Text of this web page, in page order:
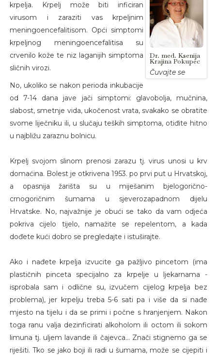
Dr. med. Ksenija
Krajina Pokupec
Čuvajte se
krpelja. Krpelj može biti inficiran
virusom i zaraziti vas krpeljnim
meningoencefalitisom. Opći simptomi
krpeljnog meningoencefalitisa su
crvenilo kože te niz laganijih simptoma
sličnih virozi.
No, ukoliko se nakon perioda inkubacije
od 7-14 dana jave jači simptomi: glavobolja, mučnina,
slabost, smetnje vida, ukočenost vrata, svakako se obratite
svome liječniku ili, u slučaju teških simptoma, otiđite hitno
u najbližu zaraznu bolnicu.
Krpelj svojom slinom prenosi zarazu tj. virus unosi u krv
domaćina. Bolest je otkrivena 1953. po prvi put u Hrvatskoj,
a opasnija žarišta su u miješanim bjelogorično-
crnogoričnim šumama u sjeverozapadnom dijelu
Hrvatske. No, najvažnije je obući se tako da vam odjeća
pokriva cijelo tijelo, namažite se repelentom, a kada
dođete kući dobro se pregledajte i istuširajte.
Ako i nađete krpelja izvucite ga pažljivo pincetom (ima
plastičnih pinceta specijalno za krpelje u ljekarnama -
isprobala sam i odlične su, izvučem cijelog krpelja bez
problema), jer krpelju treba 5-6 sati pa i više da si nađe
mjesto na tijelu i da se primi i počne s hranjenjem. Nakon
toga ranu valja dezinficirati alkoholom ili octom ili sokom
limuna tj. uljem lavande ili čajevca... Znači stignemo ga se
riješiti. Tko se jako boji ili radi u šumama, može se cijepiti i